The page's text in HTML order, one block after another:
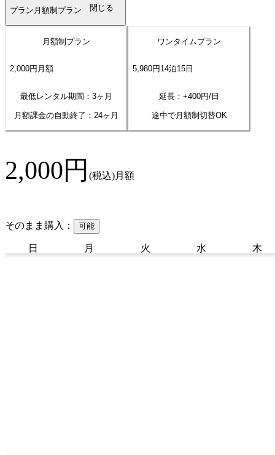
プラン 月額制プラン 閉じる
月額制プラン
2,000円 月額
最低レンタル期間：3ヶ月
月額課金の自動終了： 24ヶ月
ワンタイムプラン
5,980円 14泊15 日
延長：+400円/日
途中で月額制切替OK
2,000円 (税込)月額
そのまま購入： 可能
日 月 火 水 木